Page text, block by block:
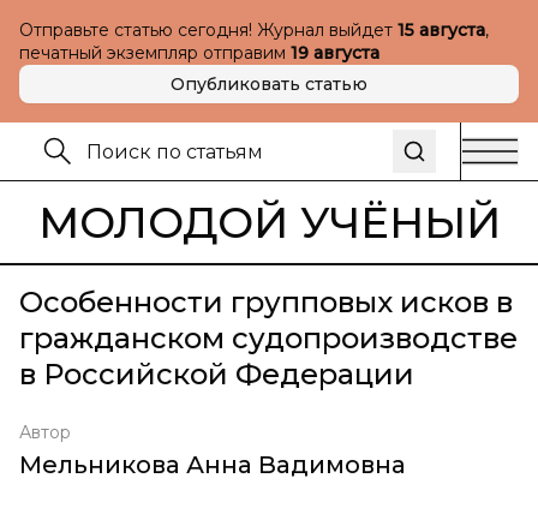
Отправьте статью сегодня! Журнал выйдет 15 августа,
печатный экземпляр отправим 19 августа
Опубликовать статью
МОЛОДОЙ УЧЁНЫЙ
Особенности групповых исков в
гражданском судопроизводстве
в Российской Федерации
Автор
Мельникова Анна Вадимовна